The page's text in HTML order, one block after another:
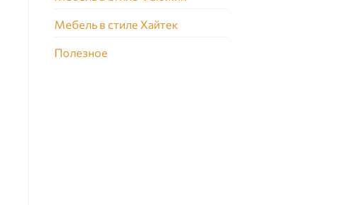
Мебель в стиле Хайтек
Полезное